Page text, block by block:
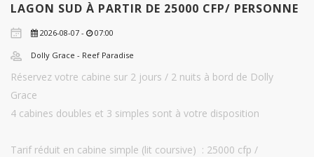
LAGON SUD À PARTIR DE 25000 CFP/ PERSONNE
2026-08-07 - 07:00
Dolly Grace - Reef Paradise
Réservez votre cabine sur 2 jours / 2 nuits à bord de Dolly
Grace
4 cabines doubles et 3 simples sont à votre disposition
Tarif réduit en cabine simple (lit coursive) : 25000 cfp /